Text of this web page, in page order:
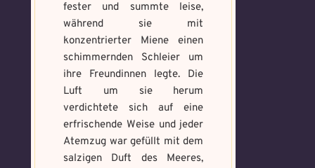
fester und summte leise,
während sie mit
konzentrierter Miene einen
schimmernden Schleier um
ihre Freundinnen legte. Die
Luft um sie herum
verdichtete sich auf eine
erfrischende Weise und jeder
Atemzug war gefüllt mit dem
salzigen Duft des Meeres,
Voraussetzung:5.
Magische
Artefakte
Benutzername *